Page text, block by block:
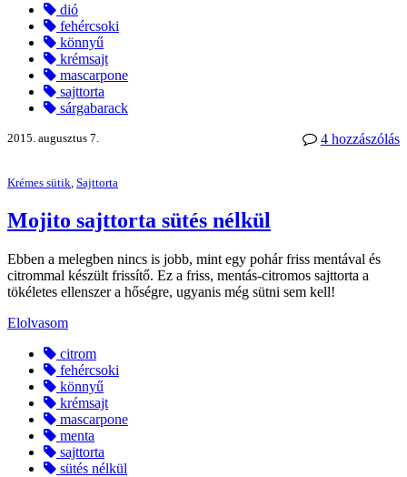
dió
fehércsoki
könnyű
krémsajt
mascarpone
sajttorta
sárgabarack
4 hozzászólás
2015. augusztus 7.
Krémes sütik, Sajttorta
Mojito sajttorta sütés nélkül
Ebben a melegben nincs is jobb, mint egy pohár friss mentával és
citrommal készült frissítő. Ez a friss, mentás-citromos sajttorta a
tökéletes ellenszer a hőségre, ugyanis még sütni sem kell!
Elolvasom
citrom
fehércsoki
könnyű
krémsajt
mascarpone
menta
sajttorta
sütés nélkül